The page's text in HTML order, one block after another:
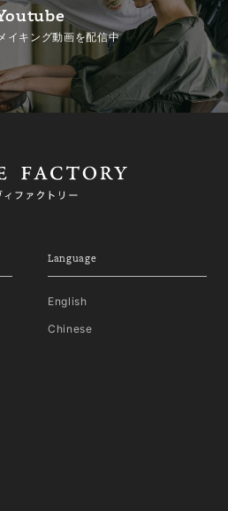
イキング動画を配信中
Language
English
Chinese